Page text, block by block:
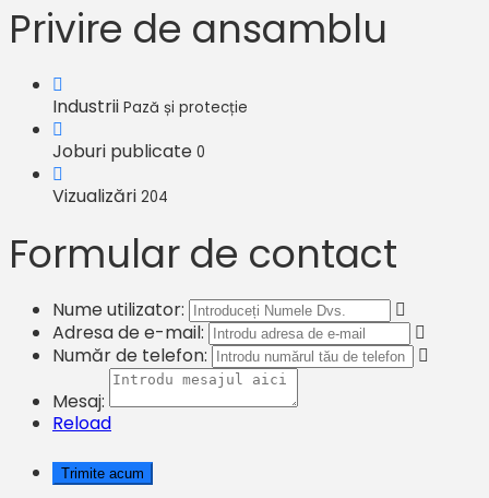
Privire de ansamblu
Industrii Pază și protecție
Joburi publicate 0
Vizualizări 204
Formular de contact
Nume utilizator:
Adresa de e-mail:
Număr de telefon:
Mesaj:
Reload